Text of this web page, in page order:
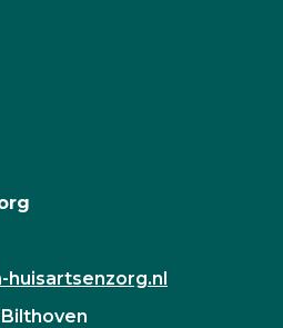
huisartsenzorg.nl
Bilthoven